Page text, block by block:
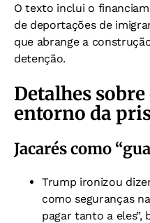
O texto inclui o
de deportações de
que abrange a
detenção.
Detalhes
entorno da
Jacarés como
Trump ironizou
como seguranças
pagar tanto a eles”,